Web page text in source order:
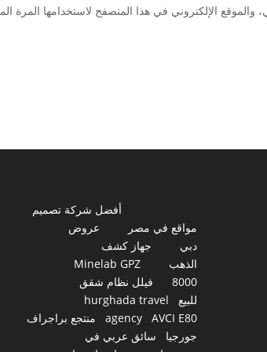
والموقع الإلكتروني في هذا المتصفح لاستخدامها المرة
أفضل شركة تصميم
مواقع في مصر
عروض
دبي
جهاز كشف
الذهب
Minelab GPZ
8000
فيلل نظام شقق
للبيع
hurghada travel
agency
AVCI E80
منتجع براجراف
جورجيا
سائق عربي في